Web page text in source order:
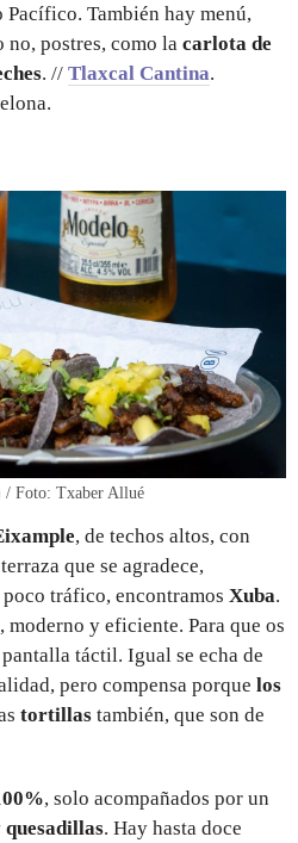
También hay menú,
no, postres, como la carlota de
. // Tlaxcal Cantina.
/ Foto: Txaber Allué
, de techos altos, con
que se agradece,
tráfico, encontramos Xuba.
y eficiente. Para que os
táctil. Igual se echa de
pero compensa porque los
tortillas también, que son de
, solo acompañados por un
quesadillas. Hay hasta doce